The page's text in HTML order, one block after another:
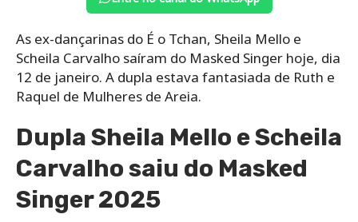
As ex-dançarinas do É o Tchan, Sheila Mello e
Scheila Carvalho saíram do Masked Singer hoje, dia
12 de janeiro. A dupla estava fantasiada de Ruth e
Raquel de Mulheres de Areia.
Dupla Sheila Mello e Scheila
Carvalho saiu do Masked
Singer 2025